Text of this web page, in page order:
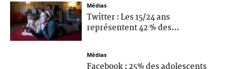
Médias
Twitter : Les 15/24 ans
représentent 42 % des...
Médias